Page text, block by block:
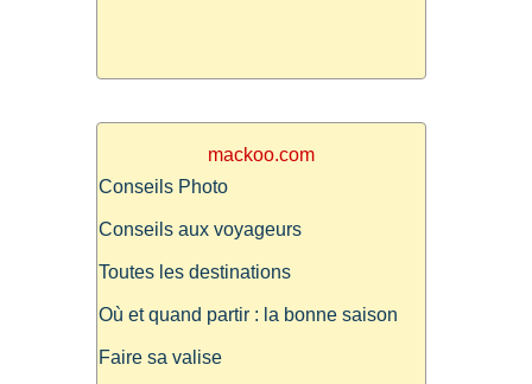
mackoo.com
Conseils Photo
Conseils aux voyageurs
Toutes les destinations
Où et quand partir : la bonne saison
Faire sa valise